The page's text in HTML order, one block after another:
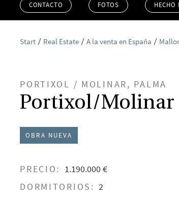
CONTACTO FOTOS HECHO
Start Real Estate A la venta en España
PORTIXOL / MOLINAR, PALMA
Portixol/Molinar
OBRA NUEVA
PRECIO:
1.190.000 €
DORMITORIOS: 2